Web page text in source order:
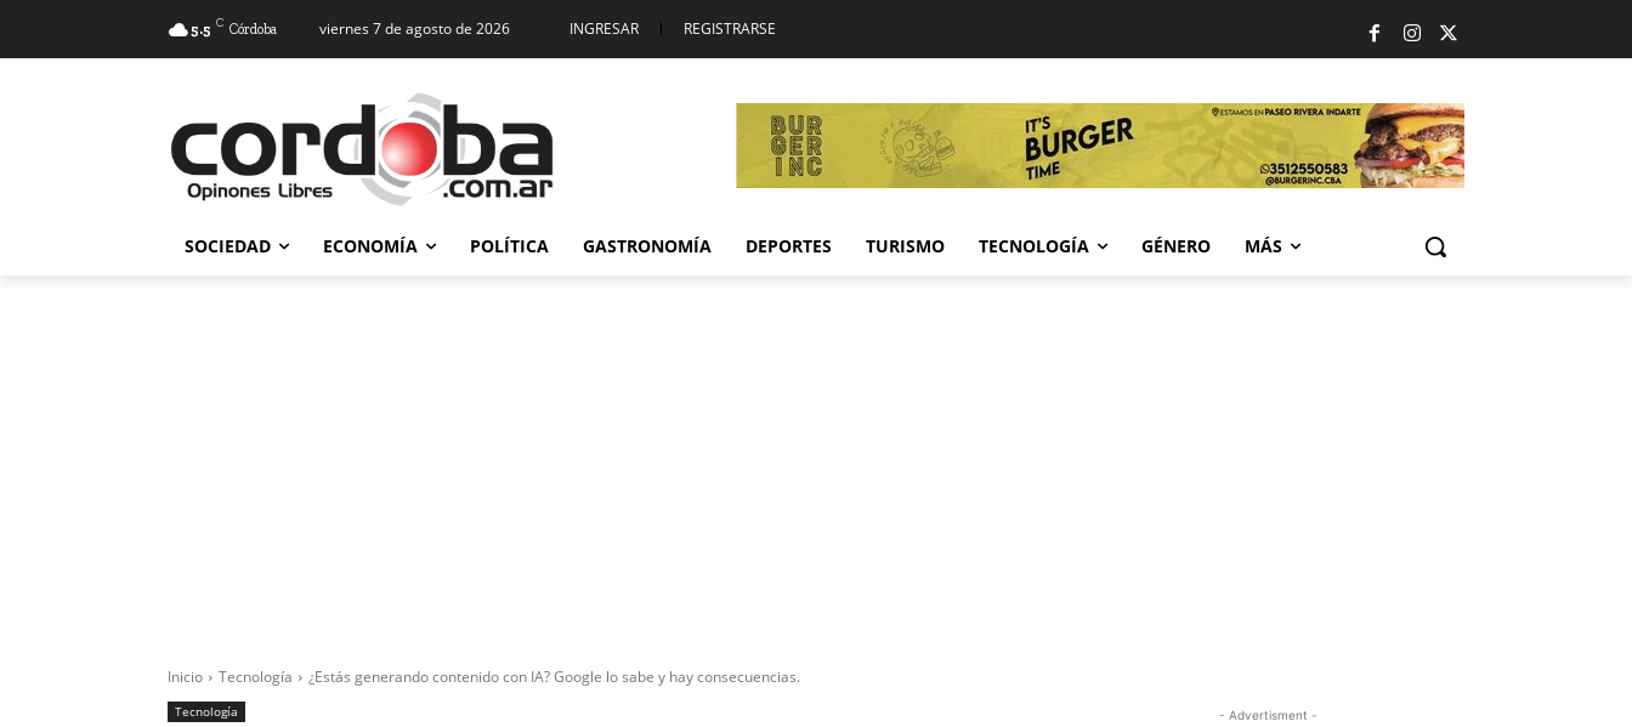
5.5 C Córdoba viernes 7 de agosto de 2026 INGRESAR | REGISTRARSE
SOCIEDAD ECONOMÍA POLÍTICA GASTRONOMÍA DEPORTES TURISMO TECNOLOGÍA GÉNERO MÁS
Inicio Tecnología ¿Estás generando contenido con IA? Google lo sabe y hay consecuencias.
Tecnología - Advertisment -